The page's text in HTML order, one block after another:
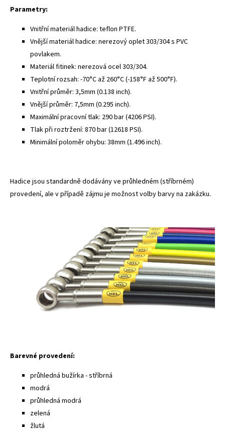
Parametry:
Vnitřní materiál hadice: teflon PTFE.
Vnější materiál hadice: nerezový oplet 303/304 s PVC
povlakem.
Materiál fitinek: nerezová ocel 303/304.
Teplotní rozsah: -70°C až 260°C (-158°F až 500°F).
Vnitřní průměr: 3,5mm (0.138 inch).
Vnější průměr: 7,5mm (0.295 inch).
Maximální pracovní tlak: 290 bar (4206 PSI).
Tlak při roztržení: 870 bar (12618 PSI).
Minimální poloměr ohybu: 38mm (1.496 inch).
Hadice jsou standardně dodávány ve průhledném (stříbrném)
provedení, ale v případě zájmu je možnost volby barvy na zakázku.
Barevné provedení:
průhledná bužírka - stříbrná
modrá
průhledná modrá
zelená
žlutá